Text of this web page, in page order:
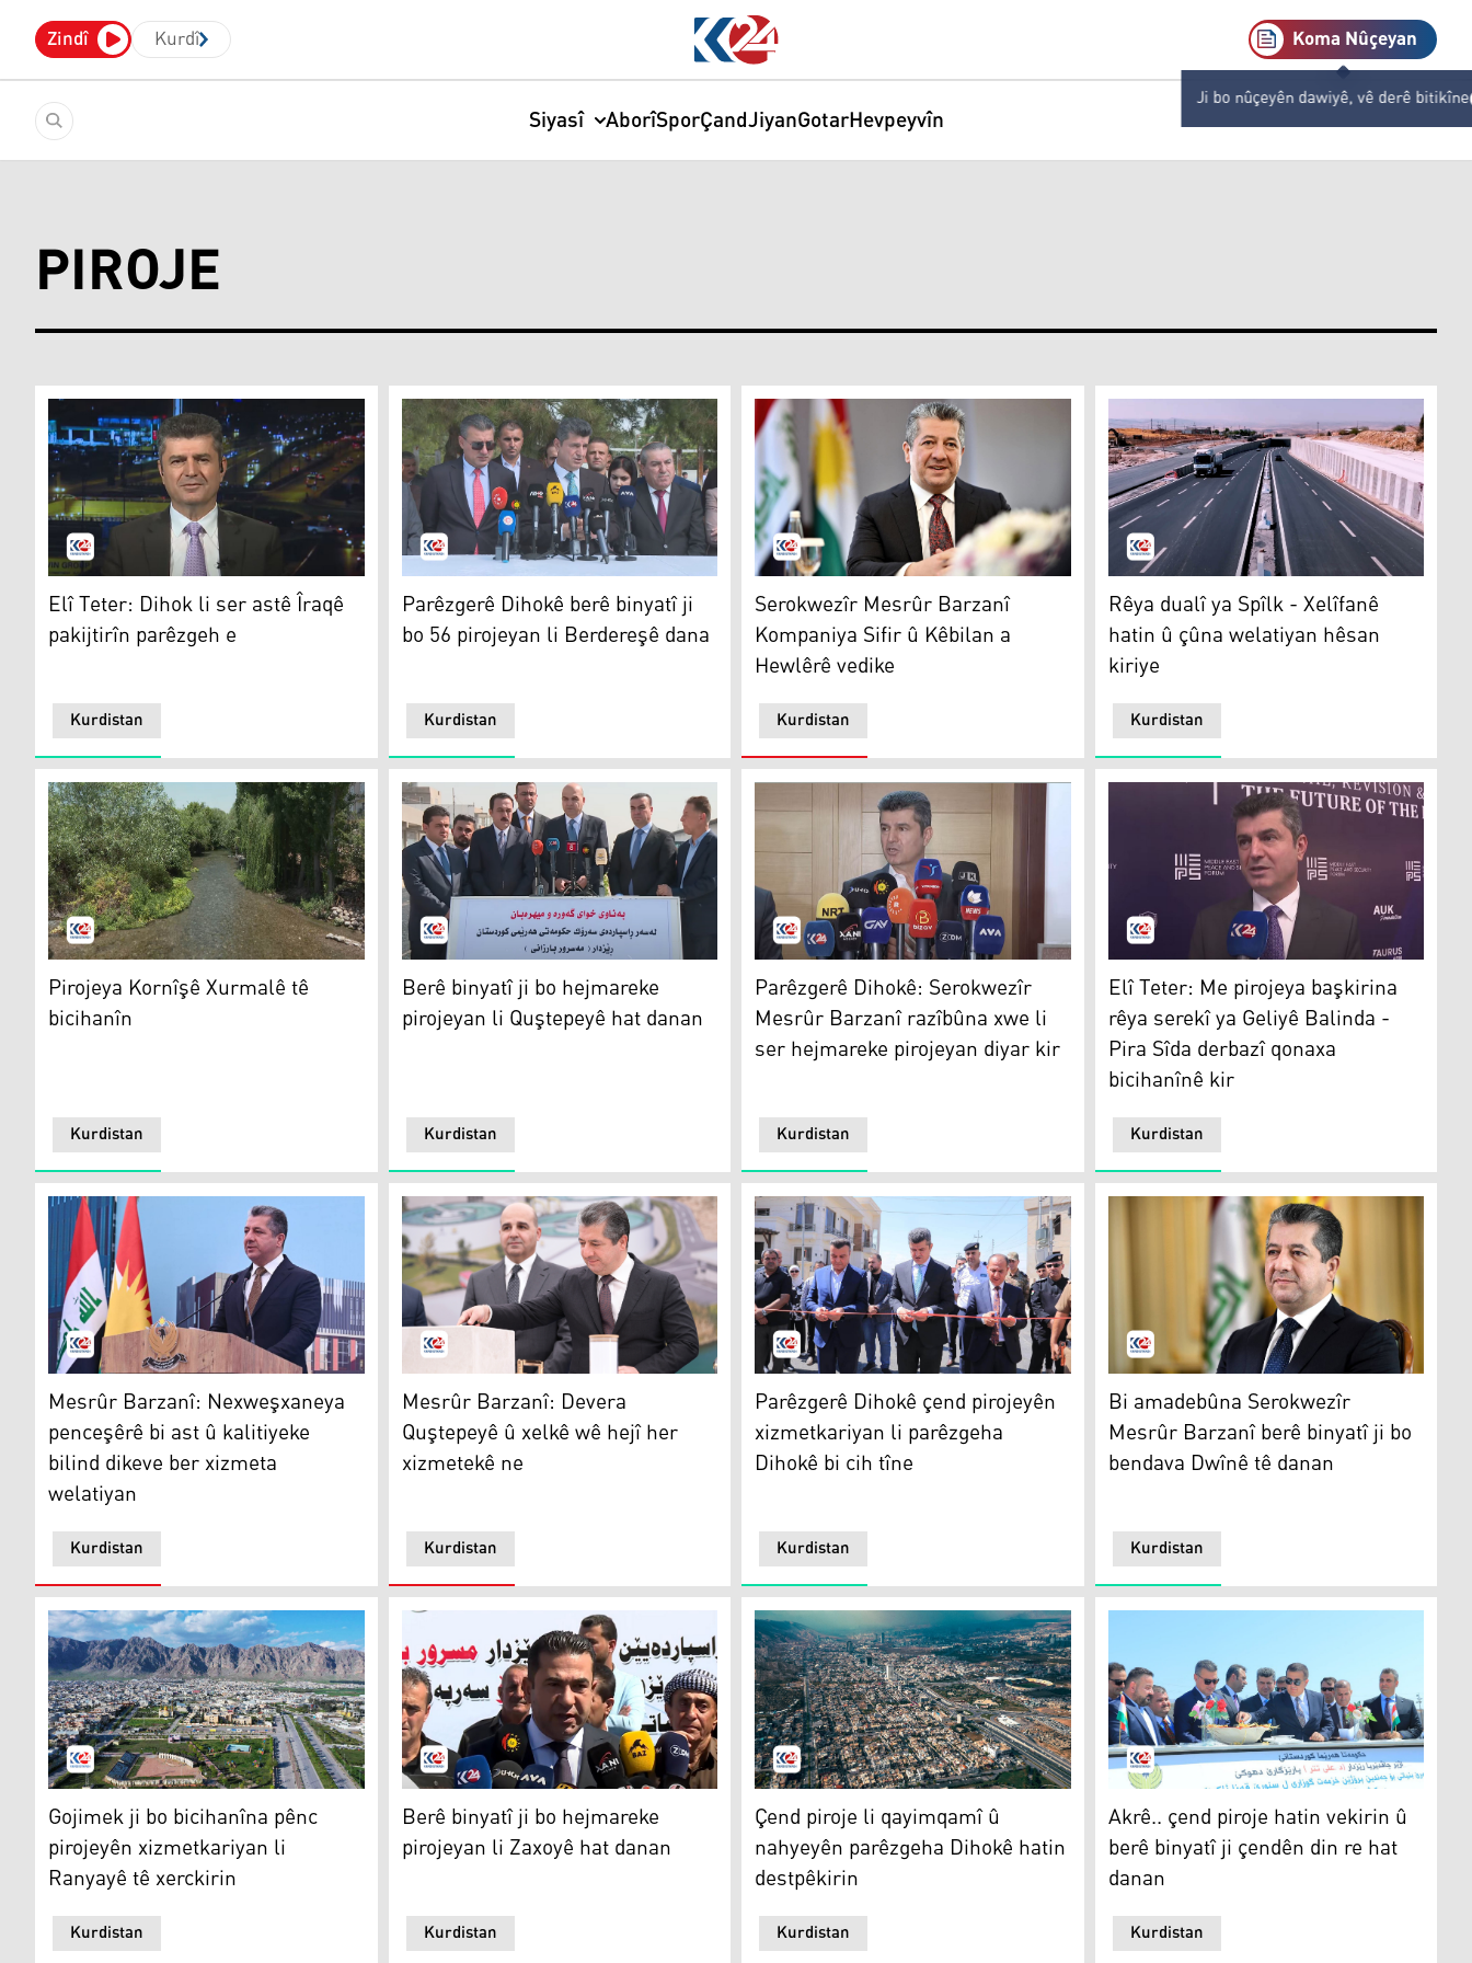
Zindî Kurdî Koma Nûçeyan
Ji bo nûçeyên dawiyê, vê derê bitikîne
Siyasî AborîSporÇandJiyanGotarHevpeyvîn
PIROJE
Elî Teter
Kurdistan
Elî Teter: Dihok li ser astê Îraqê
pakijtirîn parêzgeh e
Elî Teter
Kurdistan
Parêzgerê Dihokê berê binyatî ji
bo 56 pirojeyan li Berdereşê dana
Mesrûr Barzanî
Kurdistan
Serokwezîr Mesrûr Barzanî
Kompaniya Sifir û Kêbilan a
Hewlêrê vedike
Rêya dualî ya Spîlk - Xelîfanê
Kurdistan
Rêya dualî ya Spîlk - Xelîfanê
hatin û çûna welatiyan hêsan
kiriye
Xurmal
Kurdistan
Pirojeya Kornîşê Xurmalê tê
bicihanîn
Berê binyatî ji bo hejmareke pirojeyan li Quştepeyê hat danan
Kurdistan
Berê binyatî ji bo hejmareke
pirojeyan li Quştepeyê hat danan
Elî Teter
Kurdistan
Parêzgerê Dihokê: Serokwezîr
Mesrûr Barzanî razîbûna xwe li
ser hejmareke pirojeyan diyar kir
Elî Teter
Kurdistan
Elî Teter: Me pirojeya başkirina
rêya serekî ya Geliyê Balinda -
Pira Sîda derbazî qonaxa
bicihanînê kir
Mesrûr Barzanî
Kurdistan
Mesrûr Barzanî: Nexweşxaneya
penceşêrê bi ast û kalitiyeke
bilind dikeve ber xizmeta
welatiyan
Mesrûr Barzanî
Kurdistan
Mesrûr Barzanî: Devera
Quştepeyê û xelkê wê hejî her
xizmetekê ne
Elî Teter
Kurdistan
Parêzgerê Dihokê çend pirojeyên
xizmetkariyan li parêzgeha
Dihokê bi cih tîne
Mesrûr Barzanî
Kurdistan
Bi amadebûna Serokwezîr
Mesrûr Barzanî berê binyatî ji bo
bendava Dwînê tê danan
Ranya
Kurdistan
Gojimek ji bo bicihanîna pênc
pirojeyên xizmetkariyan li
Ranyayê tê xerckirin
Guhdar Şêxo
Kurdistan
Berê binyatî ji bo hejmareke
pirojeyan li Zaxoyê hat danan
Dihok / Wêne: Star Ehmed - K24
Kurdistan
Çend piroje li qayimqamî û
nahyeyên parêzgeha Dihokê hatin
destpêkirin
Akrê.. çend piroje hatin vekirin û berê
Kurdistan
Akrê.. çend piroje hatin vekirin û
berê binyatî ji çendên din re hat
danan